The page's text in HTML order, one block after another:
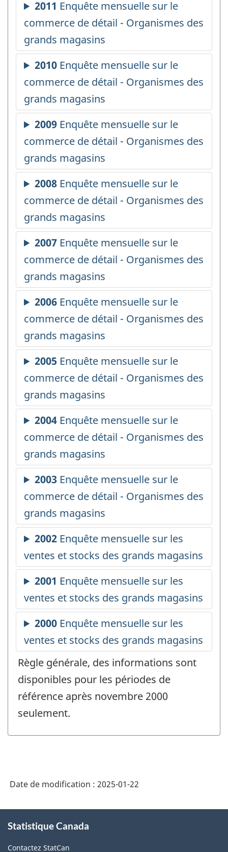
Règle générale, des informations sont
disponibles pour les périodes de
référence après novembre 2000
seulement.
Date de modification : 2025-01-22
propos
Statistique Canada
Contactez StatCan